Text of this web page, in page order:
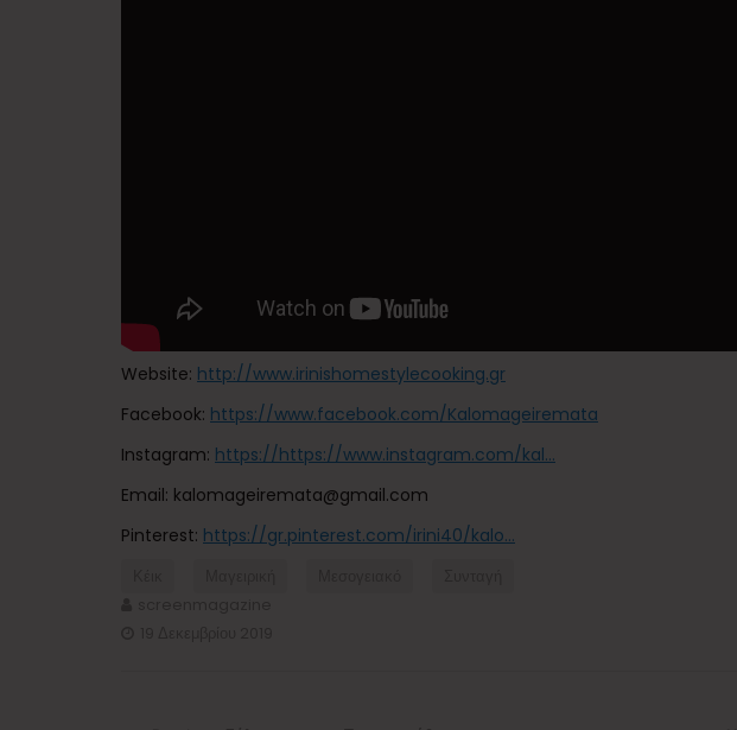
Website: http://www.irinishomestylecooking.gr
Facebook: https://www.facebook.com/Kalomageiremata
Instagram: https://https://www.instagram.com/kal…
Email: kalomageiremata@gmail.com
Pinterest: https://gr.pinterest.com/irini40/kalo…